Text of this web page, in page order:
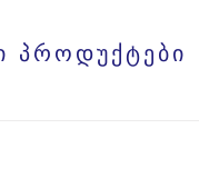
პროდუქტები